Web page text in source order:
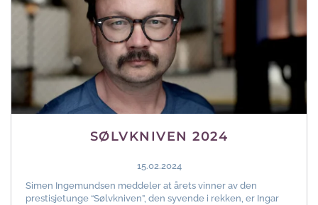
SØLVKNIVEN 2024
15.02.2024
Simen Ingemundsen meddeler at årets vinner av den
prestisjetunge “Sølvkniven”, den syvende i rekken, er Ingar